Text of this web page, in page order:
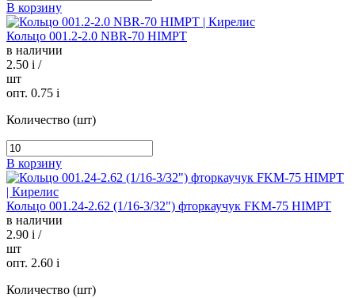
В корзину
Кольцо 001.2-2.0 NBR-70 HIMPT
в наличии
2.50 i /
шт
опт. 0.75 i
Количество (шт)
В корзину
Кольцо 001.24-2.62 (1/16-3/32") фторкаучук FKM-75 HIMPT
в наличии
2.90 i /
шт
опт. 2.60 i
Количество (шт)